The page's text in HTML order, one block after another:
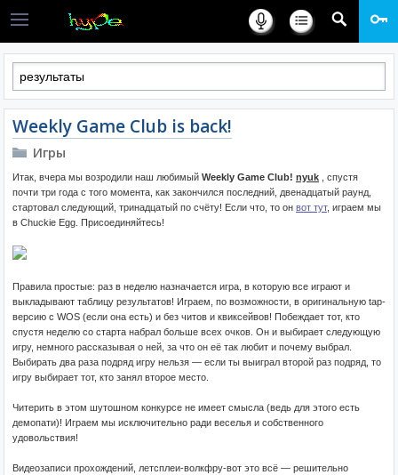
Weekly Game Club is back!
Игры
Итак, вчера мы возродили наш любимый Weekly Game Club! nyuk , спустя
почти три года с того момента, как закончился последний, двенадцатый раунд,
стартовал следующий, тринадцатый по счёту! Если что, то он вот тут, играем мы
в Chuckie Egg. Присоединяйтесь!
Правила простые: раз в неделю назначается игра, в которую все играют и
выкладывают таблицу результатов! Играем, по возможности, в оригинальную tap-
версию с WOS (если она есть) и без читов и квиксейвов! Побеждает тот, кто
спустя неделю со старта набрал больше всех очков. Он и выбирает следующую
игру, немного рассказывая о ней, за что он её так любит и почему выбрал.
Выбирать два раза подряд игру нельзя — если ты выиграл второй раз подряд, то
игру выбирает тот, кто занял второе место.
Читерить в этом шутошном конкурсе не имеет смысла (ведь для этого есть
демопати)! Играем мы исключительно ради веселья и собственного
удовольствия!
Видеозаписи прохождений, летсплеи-волкфру-вот это всё — решительно